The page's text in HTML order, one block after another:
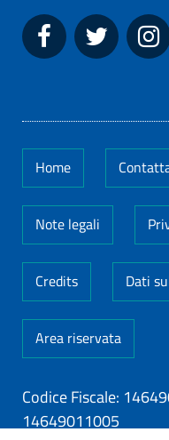
Home
Note legali
Credits Dati
Area riservata
Codice Fiscale:
14649011005